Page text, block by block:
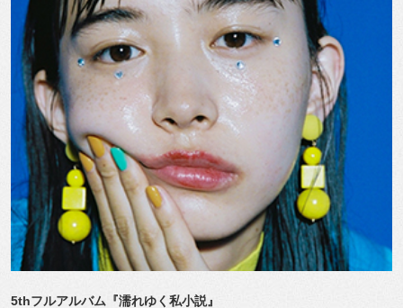
5thフルアルバム『濡れゆく私小説』